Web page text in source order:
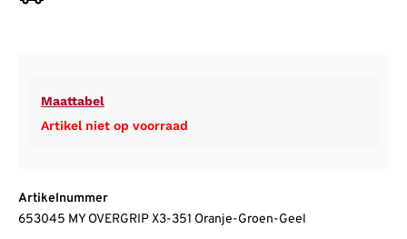
Maattabel
Artikel niet op voorraad
Artikelnummer
653045 MY OVERGRIP X3-351 Oranje-Groen-Geel